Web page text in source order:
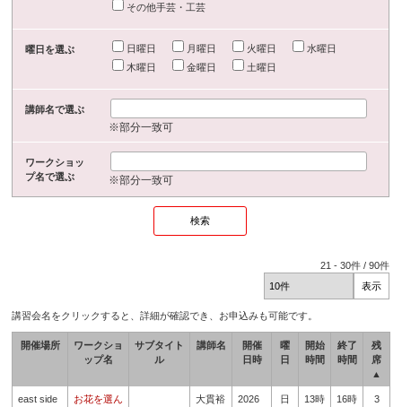
その他手芸・工芸
曜日を選ぶ 日曜日 月曜日 火曜日
水曜日
木曜日
金曜日 土曜日
講師名で選ぶ
※部分一致可
ワークショッ
プ名で選ぶ
※部分一致可
21 -30件 /90件
講習会名をクリックすると、詳細が確認でき、お申込みも可能です。
開催場所
ワークショ
ップ名
サブタイト
ル
講師名
開催
日時
曜
日
開始
時間
終了
時間
残
席
▲
east side
お花を選ん
大貫裕
2026
日
13時
16時
3